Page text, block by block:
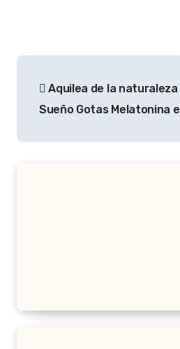
de Aquilea de la
Sueño Gotas Melatonina